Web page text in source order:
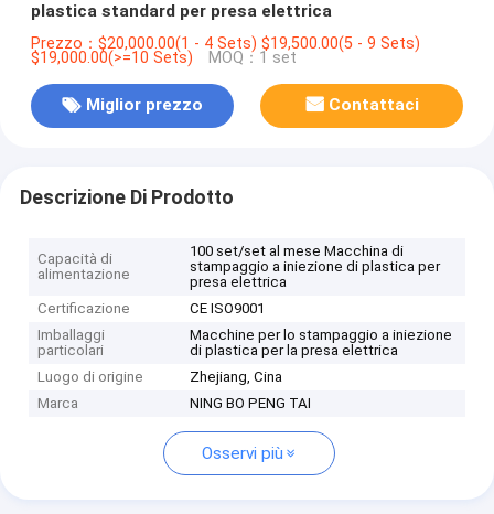
plastica standard per presa elettrica
Prezzo：$20,000.00(1 - 4 Sets) $19,500.00(5 - 9 Sets)
$19,000.00(>=10 Sets) MOQ：1 set
Miglior prezzo Contattaci
Descrizione Di Prodotto
Capacità di
alimentazione
100 set/set al mese Macchina di
stampaggio a iniezione di plastica per
presa elettrica
Certificazione
CE ISO9001
Imballaggi
particolari
Macchine per lo stampaggio a iniezione
di plastica per la presa elettrica
Luogo di origine
Zhejiang, Cina
Marca
NING BO PENG TAI
Osservi più